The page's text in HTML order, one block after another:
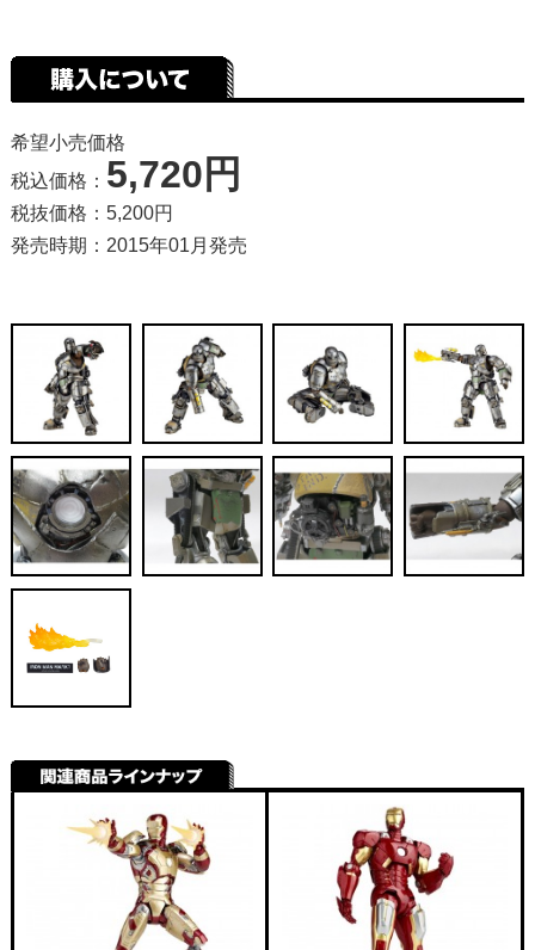
希望小売価格
税込価格： 5,720円
税抜価格：5,200円
発売時期：2015年01月発売